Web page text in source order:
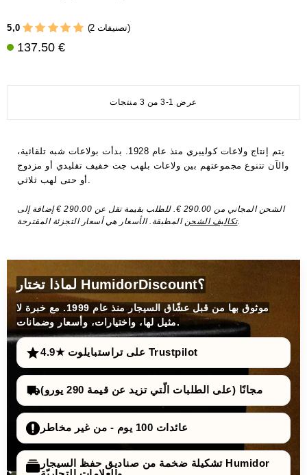
5,0 (2 تصنيفات)
137.50 €
عرض 1-3 من 3 منتجات
يتم إنتاج ولاعات كوليبري منذ عام 1928. بدأت بولاعات شبه تلقائية،
والآن تتنوع مجموعتهم بين ولاعات بلهب جت خفيف تقليدي أو مزدوج
أو حتى لهب ثلاثي.
الشحن المجاني من 290.00 €. للطلب بقيمة تقل عن 290.00 € إضافة إلى
تكاليف الشحنالمطبقة. الأسعار هي أسعار التجزئة المقترحة.
لماذا تختار HumidorDiscount؟
موثوق بها من قبل عشّاق السيجار منذ عام 1999. مع خبرة لا
مثيل لها، واختيارات، وأسعار وضمانات.
4.9★ على تراستبايلوت Trustpilot
مجانًا (على الطلبات الّتي تزيد عن قيمة 290 يورو)
عائدات 100 يوم - من غير مخاطر
تشكيلة ضخمة من صناديق حفظ السيجار Humidor